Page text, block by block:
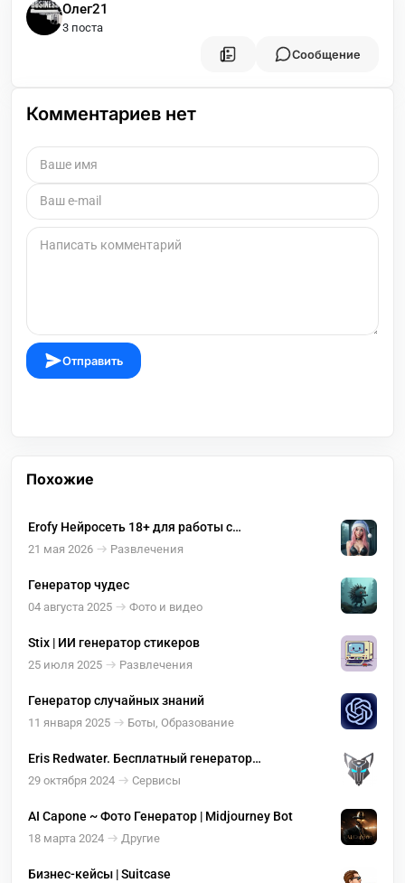
Олег21
3 поста
Сообщение
Комментариев нет
Отправить
Похожие
Erofy Нейросеть 18+ для работы с
изображениями ( оживление, раздевание )
21 мая 2026 Развлечения
Генератор чудес
04 августа 2025 Фото и видео
Stix | ИИ генератор стикеров
25 июля 2025 Развлечения
Генератор случайных знаний
11 января 2025 Боты, Образование
Eris Redwater. Бесплатный генератор
изображений из текста
29 октября 2024 Сервисы
AI Capone ~ Фото Генератор | Midjourney Bot
18 марта 2024 Другие
Бизнес-кейсы | Suitcase